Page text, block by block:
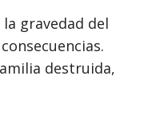
la gravedad del
destruida,